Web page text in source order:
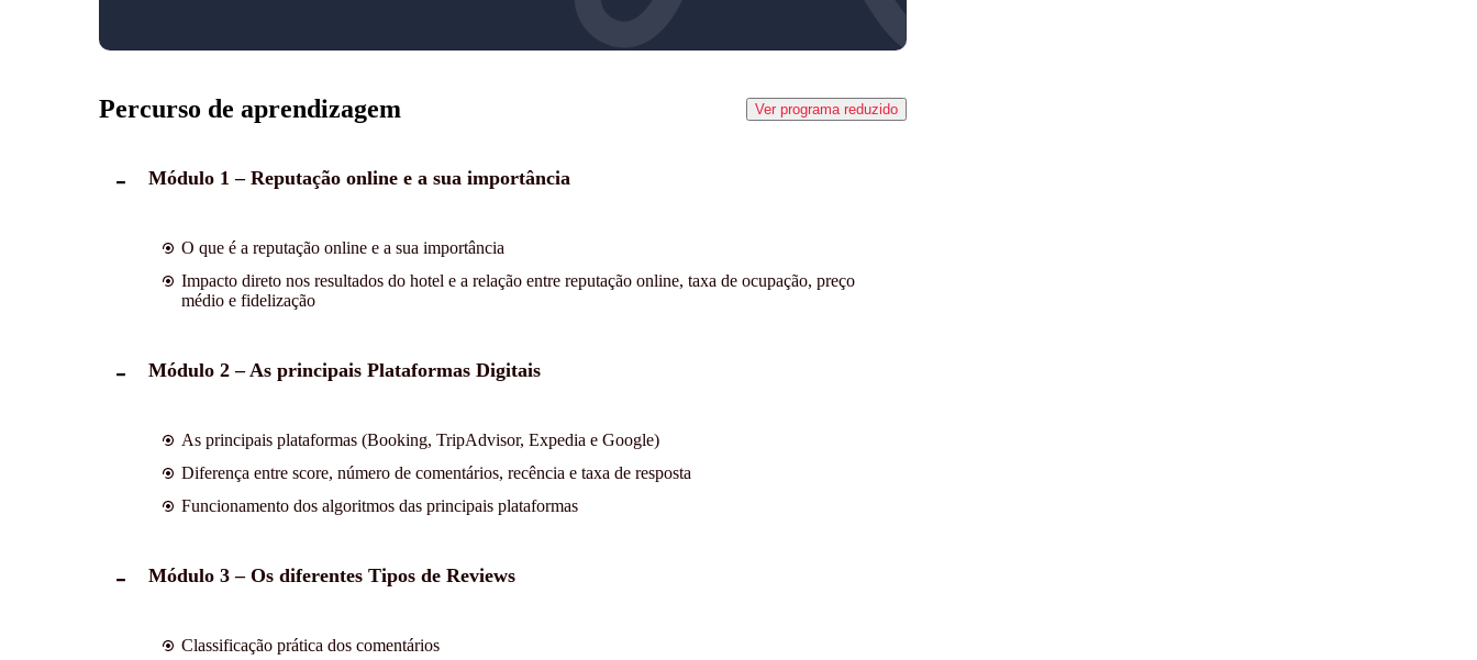
Percurso de aprendizagem Ver programa reduzido
Módulo 1 – Reputação online e a sua importância
O que é a reputação online e a sua importância
Impacto direto nos resultados do hotel e a relação entre reputação online, taxa de ocupação, preço
médio e fidelização
Módulo 2 – As principais Plataformas Digitais
As principais plataformas (Booking, TripAdvisor, Expedia e Google)
Diferença entre score, número de comentários, recência e taxa de resposta
Funcionamento dos algoritmos das principais plataformas
Módulo 3 – Os diferentes Tipos de Reviews
Classificação prática dos comentários